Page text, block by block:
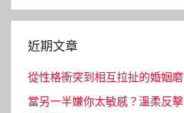
近期文章
從性格衝突到相互拉扯的婚姻
當另一半嫌你太敏感？溫柔反